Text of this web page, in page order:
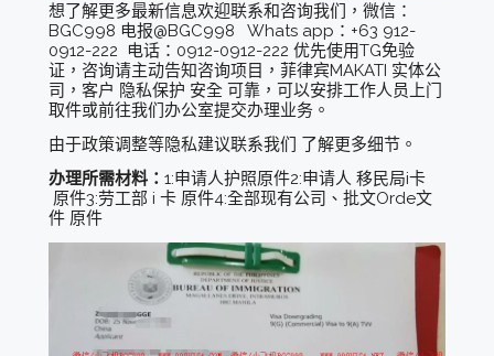
想了解更多最新信息欢迎联系和咨询我们，微信：
BGC998 电报@BGC998 Whats app：+63 912-
0912-222 电话：0912-0912-222 优先使用TG免验
证，咨询请主动告知咨询项目，菲律宾MAKATI 实体公
司，客户 隐私保护 安全 可靠，可以安排工作人员上门
取件或前往我们办公室提交办理业务。
由于政策调整等隐私建议联系我们 了解更多细节。
办理所需材料： 1:申请人护照原件2:申请人 移民局i卡
原件3:劳工部 i 卡 原件4:全部现有公司、批文Orde文
件 原件